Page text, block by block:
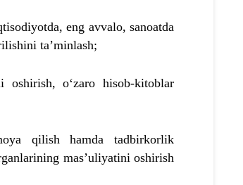
eng avvalo, sanoatda
ta’minlash;
oshirish, o‘zaro hisob-kitoblar
qilish hamda tadbirkorlik
mas’uliyatini oshirish